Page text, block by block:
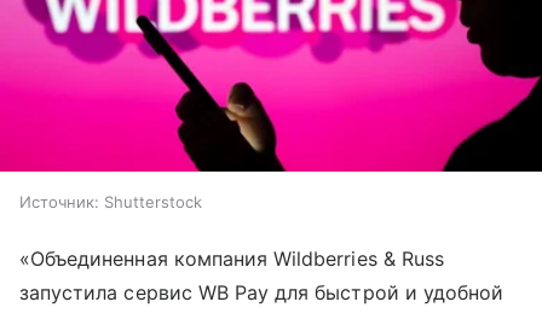
Источник: Shutterstock
«Объединенная компания Wildberries & Russ
запустила сервис WB Pay для быстрой и удобной